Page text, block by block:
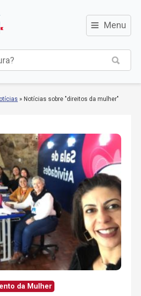
≡ Menu
» Notícias sobre "direitos da mulher"
da Mulher